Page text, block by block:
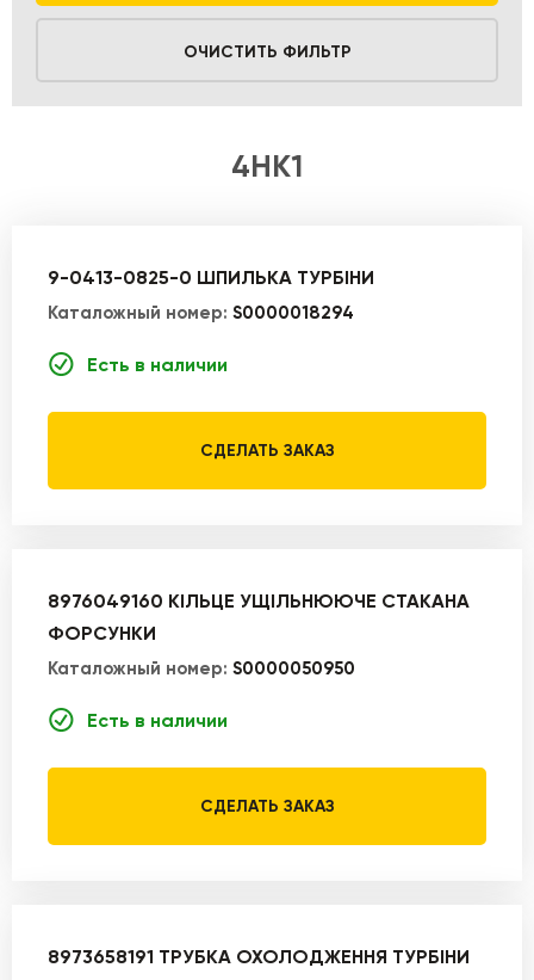
ОЧИСТИТЬ ФИЛЬТР
4HK1
9-0413-0825-0 ШПИЛЬКА ТУРБІНИ
Каталожный номер: S0000018294
Есть в наличии
СДЕЛАТЬ ЗАКАЗ
8976049160 КІЛЬЦЕ УЩІЛЬНЮЮЧЕ СТАКАНА
ФОРСУНКИ
Каталожный номер: S0000050950
Есть в наличии
СДЕЛАТЬ ЗАКАЗ
8973658191 ТРУБКА ОХОЛОДЖЕННЯ ТУРБІНИ